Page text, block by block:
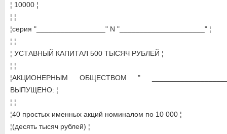
¦ 10000 ¦
¦ ¦
¦серия "_________________" N "_____________________" ¦
¦ ¦
¦ УСТАВНЫЙ КАПИТАЛ 500 ТЫСЯЧ РУБЛЕЙ ¦
¦ ¦
¦АКЦИОНЕРНЫМ ОБЩЕСТВОМ "
ВЫПУЩЕНО: ¦
¦ ¦
¦40 простых именных акций номиналом по 10 000 ¦
¦(десять тысяч рублей) ¦